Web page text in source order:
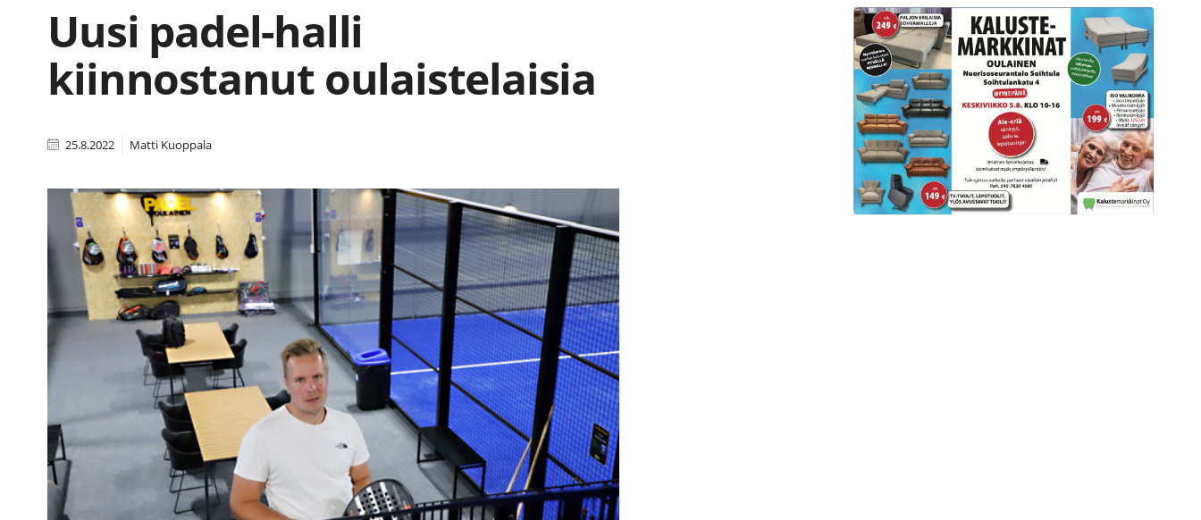
Uusi padel-halli
kiinnostanut oulaistelaisia
25.8.2022 Matti Kuoppala